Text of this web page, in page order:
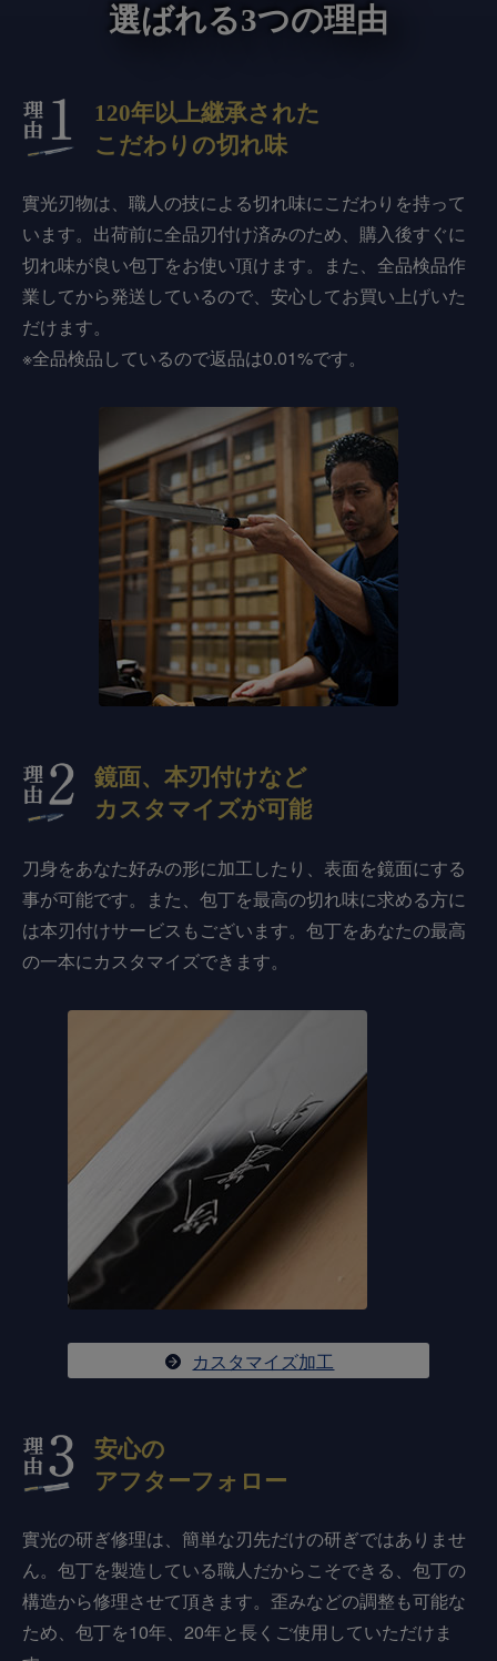
選ばれる3つの理由
120年以上継承された
こだわりの切れ味
實光刃物は、職人の技による切れ味にこだわりを持って
います。出荷前に全品刃付け済みのため、購入後すぐに
切れ味が良い包丁をお使い頂けます。また、全品検品作
業してから発送しているので、安心してお買い上げいた
だけます。
※全品検品しているので返品は0.01%です。
鏡面、本刃付けなど
カスタマイズが可能
刀身をあなた好みの形に加工したり、表面を鏡面にする
事が可能です。また、包丁を最高の切れ味に求める方に
は本刃付けサービスもございます。包丁をあなたの最高
の一本にカスタマイズできます。
カスタマイズ加工
安心の
アフターフォロー
實光の研ぎ修理は、簡単な刃先だけの研ぎではありませ
ん。包丁を製造している職人だからこそできる、包丁の
構造から修理させて頂きます。歪みなどの調整も可能な
ため、包丁を10年、20年と長くご使用していただけま